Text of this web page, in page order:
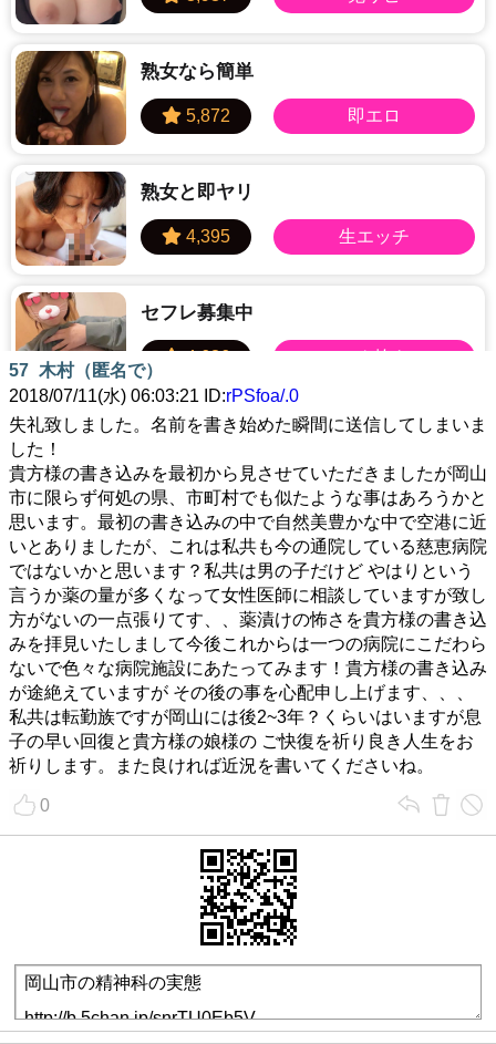
熟女なら簡単
熟女と即ヤリ
セフレ募集中
LINEセフレ
ご近所即ヤリ
エログルLIVE
ママ活大成功
57 木村（匿名で）
2018/07/11(水) 06:03:21 ID:rPSfoa/.0
失礼致しました。名前を書き始めた瞬間に送信してしまいま
した！
貴方様の書き込みを最初から見させていただきましたが岡山
市に限らず何処の県、市町村でも似たような事はあろうかと
思います。最初の書き込みの中で自然美豊かな中で空港に近
いとありましたが、これは私共も今の通院している慈恵病院
ではないかと思います？私共は男の子だけど やはりという
言うか薬の量が多くなって女性医師に相談していますが致し
方がないの一点張りてす、、薬漬けの怖さを貴方様の書き込
みを拝見いたしまして今後これからは一つの病院にこだわら
ないで色々な病院施設にあたってみます！貴方様の書き込み
が途絶えていますが その後の事を心配申し上げます、、、
私共は転勤族ですが岡山には後2~3年？くらいはいますが息
子の早い回復と貴方様の娘様の ご快復を祈り良き人生をお
祈りします。また良ければ近況を書いてくださいね。
0